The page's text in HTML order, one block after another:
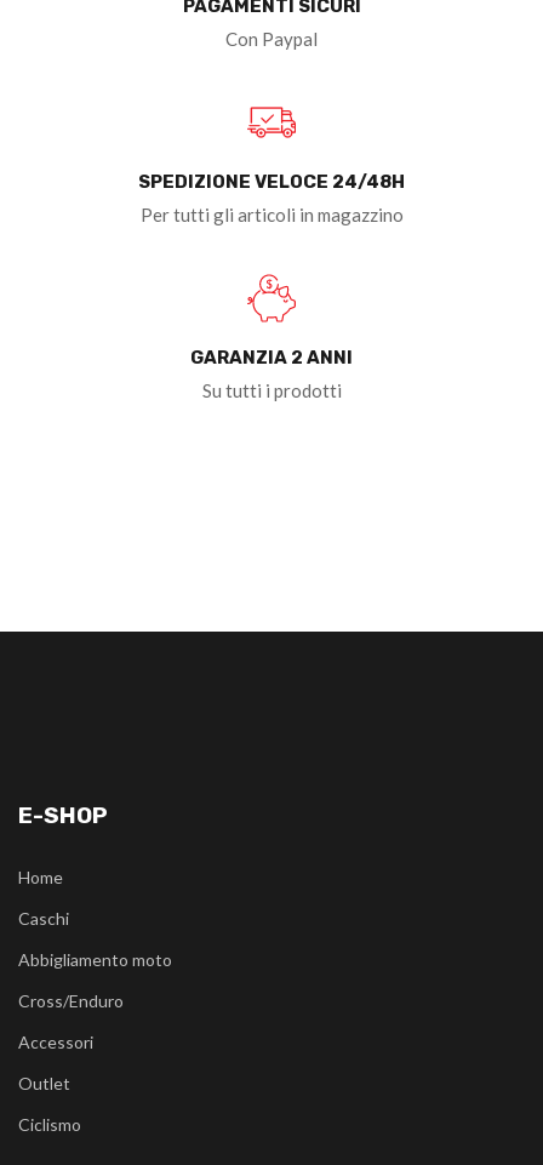
PAGAMENTI SICURI
Con Paypal
SPEDIZIONE VELOCE 24/48H
Per tutti gli articoli in magazzino
GARANZIA 2 ANNI
Su tutti i prodotti
E-SHOP
Home
Caschi
Abbigliamento moto
Cross/Enduro
Accessori
Outlet
Ciclismo